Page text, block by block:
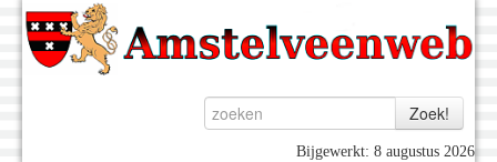
Bijgewerkt: 8 augustus 2026